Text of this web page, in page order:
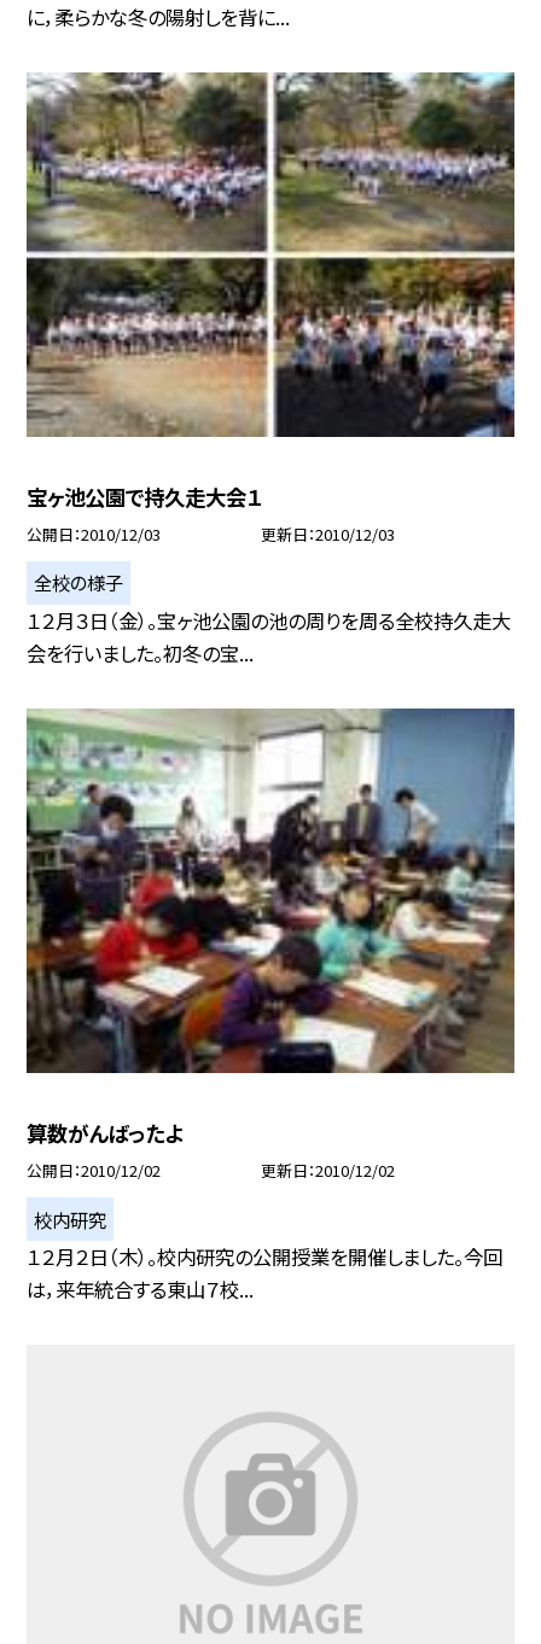
に，柔らかな冬の陽射しを背に...
宝ヶ池公園で持久走大会１
公開日 2010/12/03 更新日 2010/12/03
全校の様子
１２月３日（金）。宝ヶ池公園の池の周りを周る全校持久走大
会を行いました。初冬の宝...
算数がんばったよ
公開日 2010/12/02 更新日 2010/12/02
校内研究
１２月２日（木）。校内研究の公開授業を開催しました。今回
は，来年統合する東山７校...